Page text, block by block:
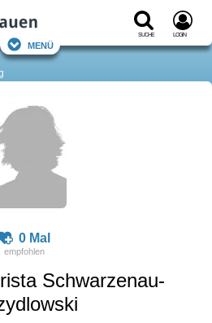
Suche Login
Menü
0 Mal
Schwarzenau-